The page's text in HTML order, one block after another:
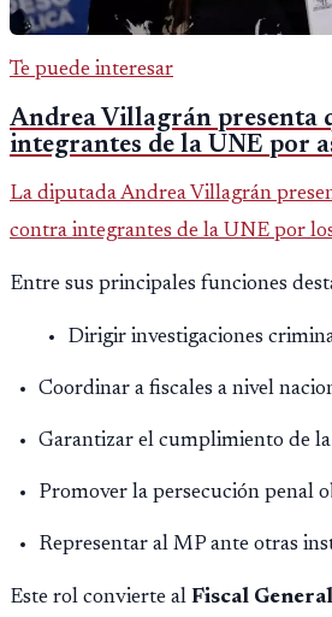
Te puede interesar
Andrea Villagrán presenta
integrantes de la UNE por
La diputada Andrea Villagrán
contra integrantes de la UNE por
Entre sus principales funciones
Dirigir investigaciones
Coordinar a fiscales a nivel
Garantizar el cumplimiento de
Promover la persecución penal
Representar al MP ante otras
Este rol convierte al Fiscal General